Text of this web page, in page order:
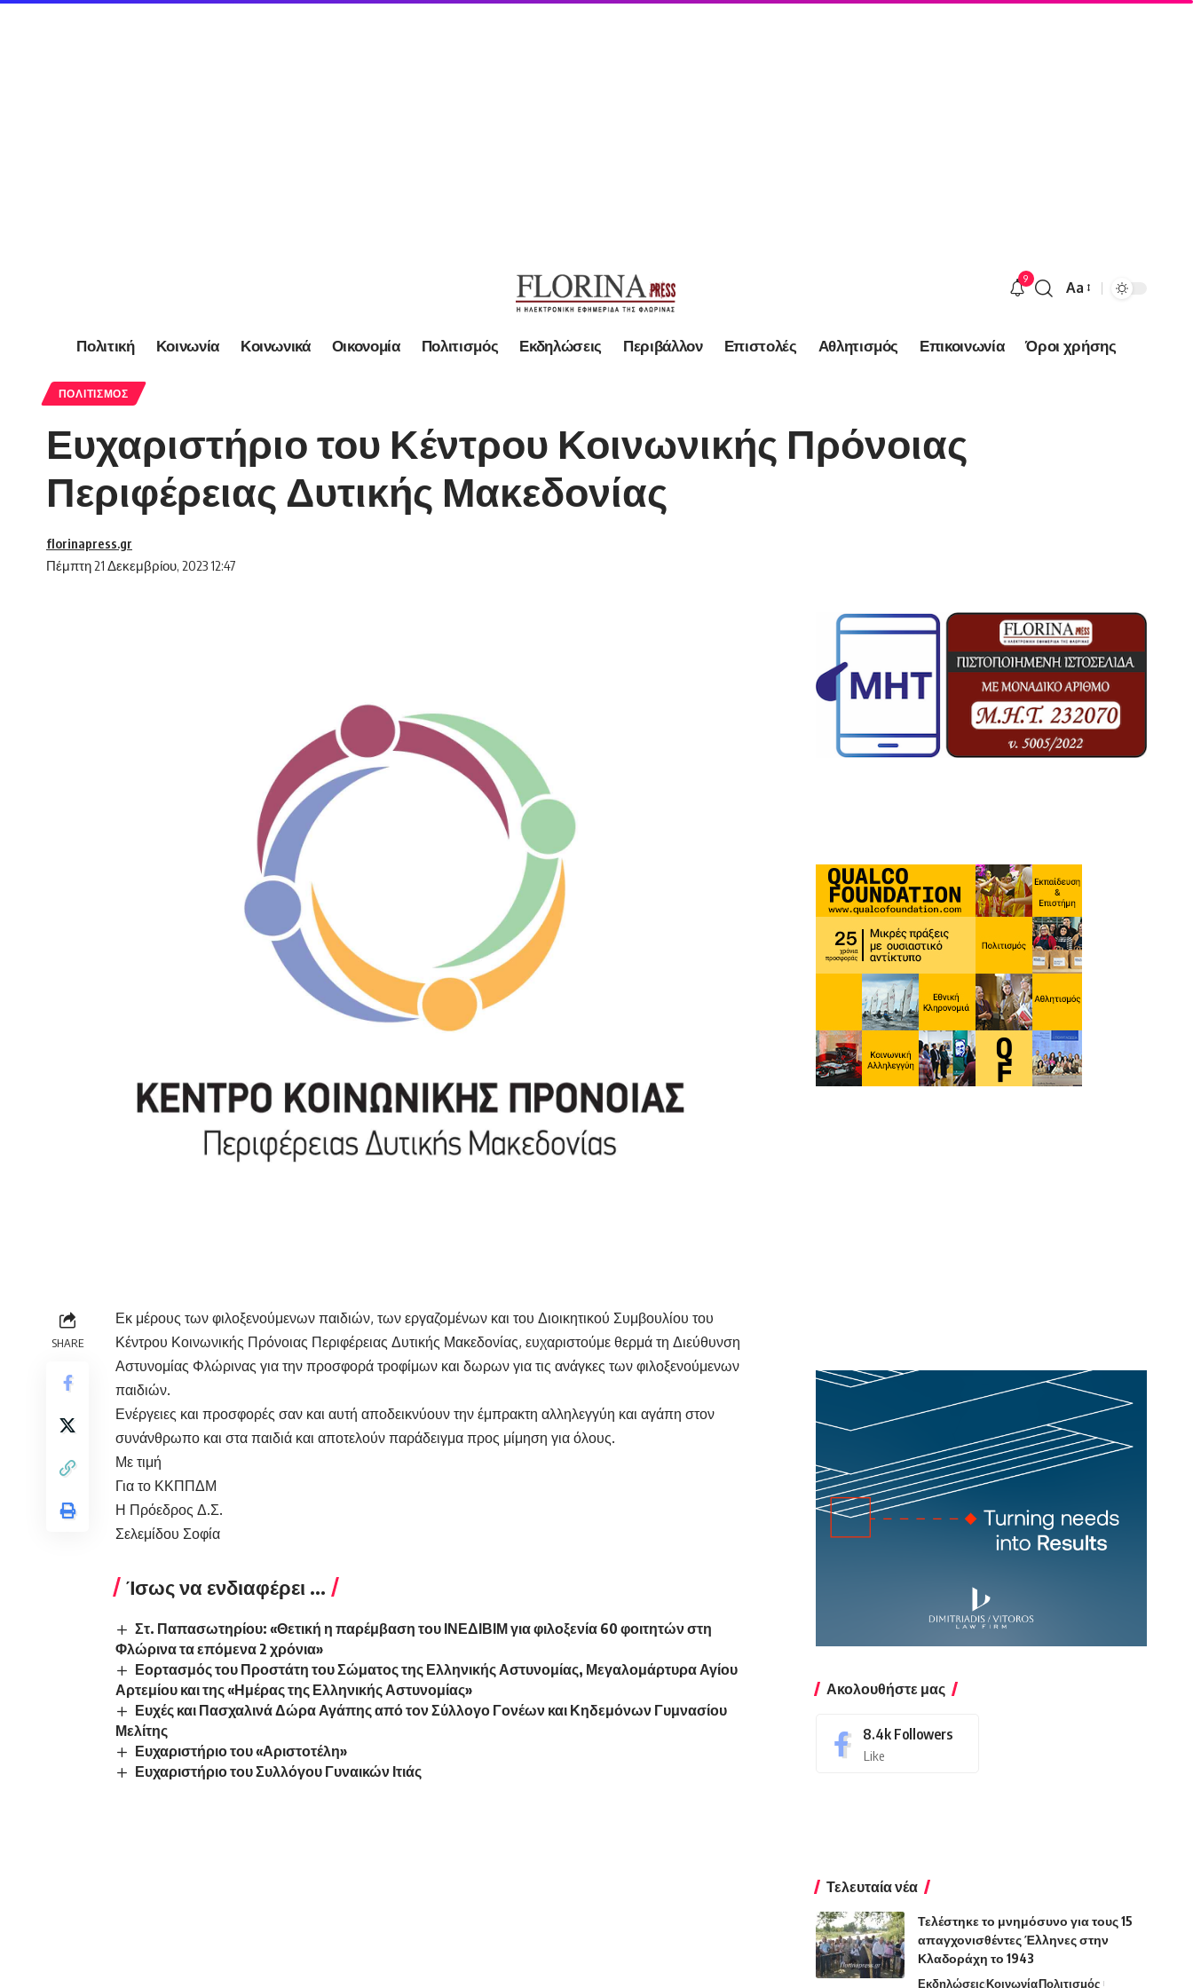
9
Font
Aa
Πολιτική Κοινωνία Κοινωνικά Οικονομία Πολιτισμός Εκδηλώσεις Περιβάλλον Επιστολές Αθλητισμός Επικοινωνία Όροι χρήσης
ΠΟΛΙΤΙΣΜΌΣ
Ευχαριστήριο του Κέντρου Κοινωνικής Πρόνοιας
Περιφέρειας Δυτικής Μακεδονίας
Πέμπτη 21 Δεκεμβρίου, 2023 12:47
florinapress.gr
SHARE
Εκ μέρους των φιλοξενούμενων παιδιών, των εργαζομένων και του Διοικητικού Συμβουλίου του
Κέντρου Κοινωνικής Πρόνοιας Περιφέρειας Δυτικής Μακεδονίας, ευχαριστούμε θερμά τη Διεύθυνση
Αστυνομίας Φλώρινας για την προσφορά τροφίμων και δωρων για τις ανάγκες των φιλοξενούμενων
παιδιών.
Ενέργειες και προσφορές σαν και αυτή αποδεικνύουν την έμπρακτη αλληλεγγύη και αγάπη στον
συνάνθρωπο και στα παιδιά και αποτελούν παράδειγμα προς μίμηση για όλους.
Με τιμή
Για το ΚΚΠΠΔΜ
Η Πρόεδρος Δ.Σ.
Σελεμίδου Σοφία
Ίσως να ενδιαφέρει ...
Στ. Παπασωτηρίου: «Θετική η παρέμβαση του ΙΝΕΔΙΒΙΜ για φιλοξενία 60 φοιτητών στη
Φλώρινα τα επόμενα 2 χρόνια»
Εορτασμός του Προστάτη του Σώματος της Ελληνικής Αστυνομίας, Μεγαλομάρτυρα Αγίου
Αρτεμίου και της «Ημέρας της Ελληνικής Αστυνομίας»
Ευχές και Πασχαλινά Δώρα Αγάπης από τον Σύλλογο Γονέων και Κηδεμόνων Γυμνασίου
Μελίτης
Ευχαριστήριο του «Αριστοτέλη»
Ευχαριστήριο του Συλλόγου Γυναικών Ιτιάς
Ακολουθήστε μας
8.4k Followers
Like
Τελευταία νέα
Τελέστηκε το μνημόσυνο για τους 15
απαγχονισθέντες Έλληνες στην
Κλαδοράχη το 1943
ΕκδηλώσειςΚοινωνίαΠολιτισμός